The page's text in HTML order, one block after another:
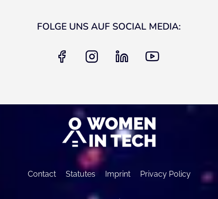
FOLGE UNS AUF SOCIAL MEDIA:
facebook instagram
Contact Statutes Imprint Privacy Policy